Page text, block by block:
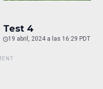
Test 4
19 abril, 2024 a las 16:29 PDT